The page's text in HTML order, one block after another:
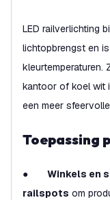
LED railverlichting
lichtopbrengst en
kleurtemperaturen.
kantoor of koel wit
een meer
Toepassing
● Winkels en
railspots om